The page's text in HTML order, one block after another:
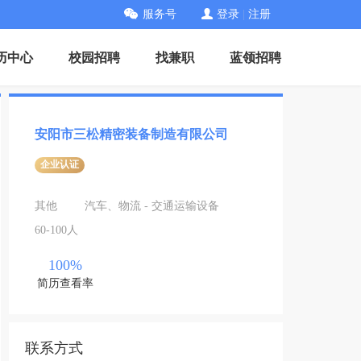
服务号 登录 注册
中心 校园招聘 找兼职 蓝领招聘
安阳市三松精密装备制造有限公司
企业认证
其他
汽车、物流 - 交通运输设备
60-100人
100%
简历查看率
联系方式